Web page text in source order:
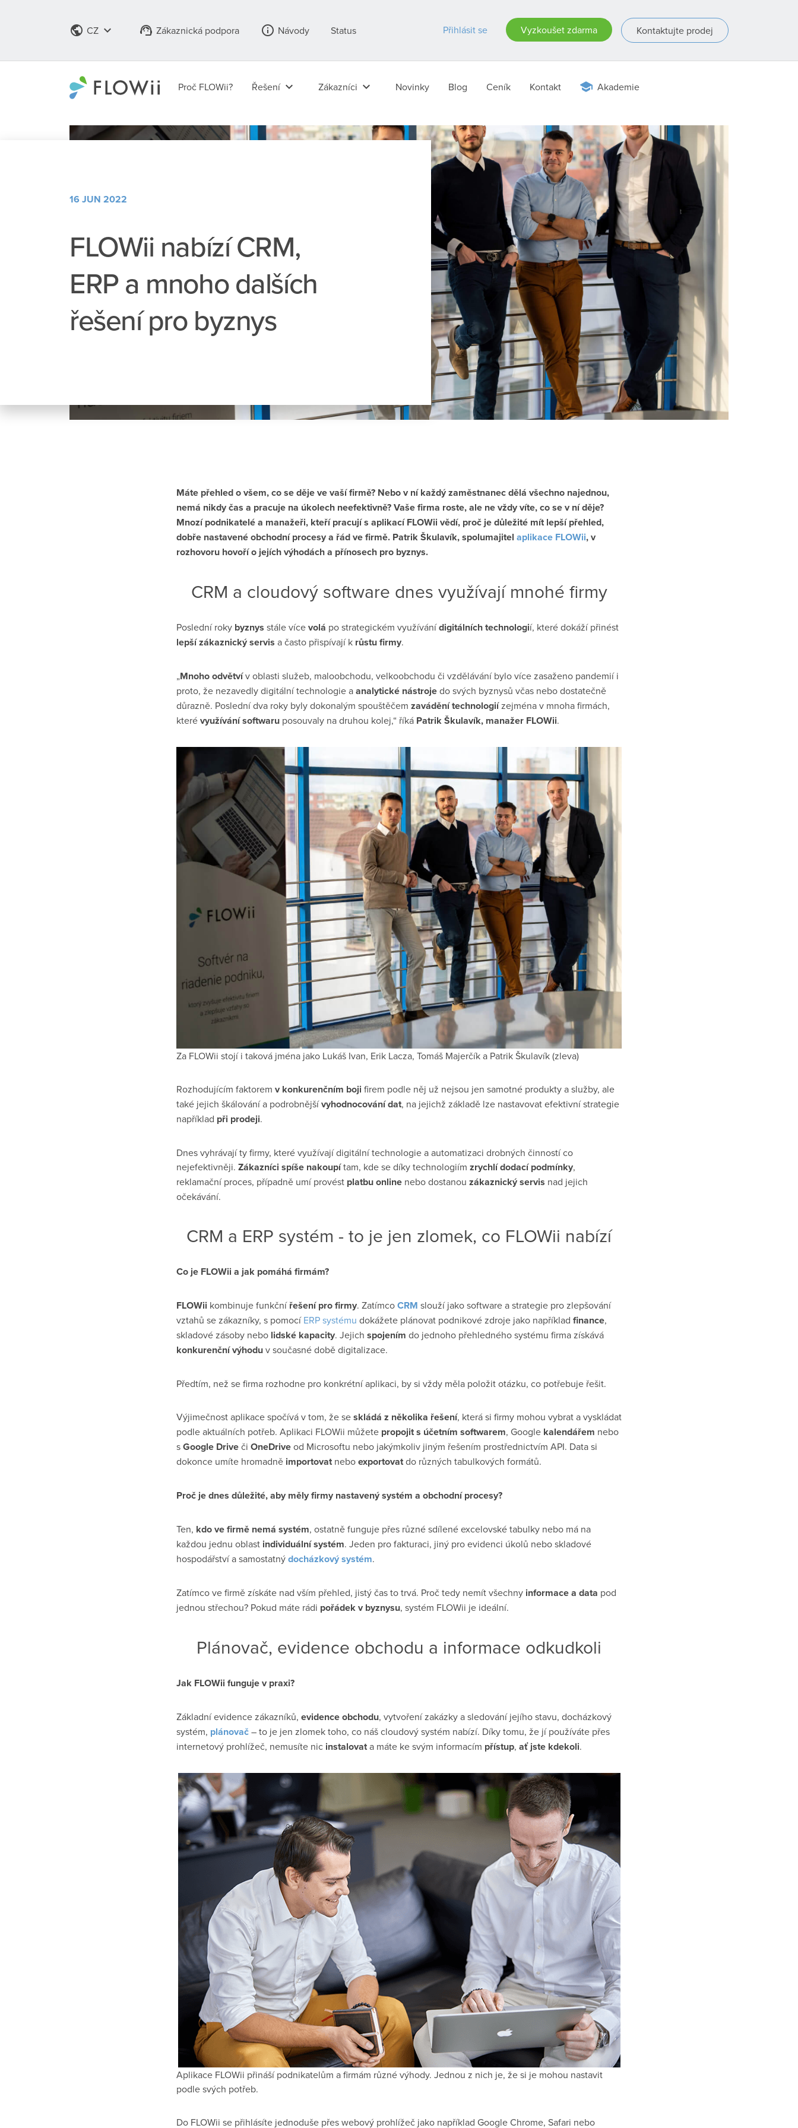
public CZ keyboard_arrow_down support_agent Zákaznická podpora info_outline Návody Status Přihlásit se Vyzkoušet zdarma Kontaktujte prodej
Proč FLOWii? Řešení keyboard_arrow_down Zákazníci keyboard_arrow_down Novinky Blog Ceník Kontakt Akademie
16 JUN 2022
FLOWii nabízí CRM,
ERP a mnoho dalších
řešení pro byznys
Máte přehled o všem, co se děje ve vaší firmě? Nebo v ní každý zaměstnanec dělá všechno najednou,
nemá nikdy čas a pracuje na úkolech neefektivně? Vaše firma roste, ale ne vždy víte, co se v ní děje?
Mnozí podnikatelé a manažeři, kteří pracují s aplikací FLOWii vědí, proč je důležité mít lepší přehled,
dobře nastavené obchodní procesy a řád ve firmě. Patrik Škulavík, spolumajitel aplikace FLOWii, v
rozhovoru hovoří o jejích výhodách a přínosech pro byznys.
CRM a cloudový software dnes využívají mnohé firmy
Poslední roky byznys stále vícevolá po strategickém využívánídigitálních technologií, které dokáží přinést
lepší zákaznický servis a často přispívají k růstu firmy.
„Mnoho odvětvív oblasti služeb, maloobchodu, velkoobchodu či vzdělávání bylo více zasaženo pandemií i
proto, že nezavedly digitální technologie aanalytické nástrojedo svých byznysů včas nebo dostatečně
důrazně. Poslední dva roky byly dokonalým spouštěčem zavádění technologiízejména v mnoha firmách,
kterévyužívání softwaru posouvaly na druhou kolej,“ říká Patrik Škulavík, manažer FLOWii.
Za FLOWii stojí i taková jména jako Lukáš Ivan, Erik Lacza, Tomáš Majerčík a Patrik Škulavík (zleva)
Rozhodujícím faktorem v konkurenčním boji firem podle něj už nejsou jen samotné produkty a služby, ale
také jejich škálování a podrobnějšívyhodnocování dat, na jejichž základě lze nastavovat efektivní strategie
například při prodeji.
Dnes vyhrávají ty firmy, které využívají digitální technologie a automatizaci drobných činností co
nejefektivněji. Zákazníci spíše nakoupítam, kde se díky technologiím zrychlí dodací podmínky,
reklamační proces, případně umí provést platbu online nebo dostanou zákaznický servis nad jejich
očekávání.
CRM a ERP systém - to je jen zlomek, co FLOWii nabízí
Co je FLOWii a jak pomáhá firmám?
FLOWii kombinuje funkčnířešení pro firmy. ZatímcoCRM slouží jako software a strategie pro zlepšování
vztahů se zákazníky, s pomocíERP systému dokážete plánovat podnikové zdroje jako například finance,
skladové zásoby nebo lidské kapacity. Jejich spojením do jednoho přehledného systému firma získává
konkurenční výhoduv současné době digitalizace.
Předtím, než se firma rozhodne pro konkrétní aplikaci, by si vždy měla položit otázku, co potřebuje řešit.
Výjimečnost aplikace spočívá v tom, že seskládá z několika řešení, která si firmy mohou vybrat a vyskládat
podle aktuálních potřeb. Aplikaci FLOWii můžete propojit s účetním softwarem, Google kalendářem nebo
sGoogle Driveči OneDriveod Microsoftu nebo jakýmkoliv jiným řešením prostřednictvím API. Data si
dokonce umíte hromadně importovatneboexportovatdo různých tabulkových formátů.
Proč je dnes důležité, aby měly firmy nastavený systém a obchodní procesy?
Ten, kdo ve firmě nemá systém, ostatně funguje přes různé sdílené excelovské tabulky nebo má na
každou jednu oblast individuální systém. Jeden pro fakturaci, jiný pro evidenci úkolů nebo skladové
hospodářství a samostatnýdocházkový systém.
Zatímco ve firmě získáte nad vším přehled, jistý čas to trvá. Proč tedy nemít všechny informace a data pod
jednou střechou? Pokud máte rádi pořádek v byznysu, systém FLOWii je ideální.
Plánovač, evidence obchodu a informace odkudkoli
Jak FLOWii funguje v praxi?
Základní evidence zákazníků, evidence obchodu, vytvoření zakázky a sledování jejího stavu, docházkový
systém, plánovač– to je jen zlomek toho, co náš cloudový systém nabízí. Díky tomu, že jí používáte přes
internetový prohlížeč, nemusíte nic instalovata máte ke svým informacím přístup, ať jste kdekoli.
Aplikace FLOWii přináší podnikatelům a firmám různé výhody. Jednou z nich je, že si je mohou nastavit
podle svých potřeb.
Do FLOWii se přihlásíte jednoduše přes webový prohlížeč jako například Google Chrome, Safari nebo